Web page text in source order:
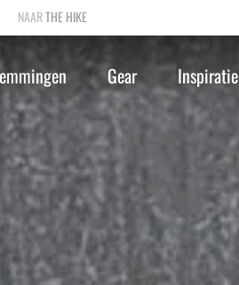
THE HIKE
Gear Inspiratie